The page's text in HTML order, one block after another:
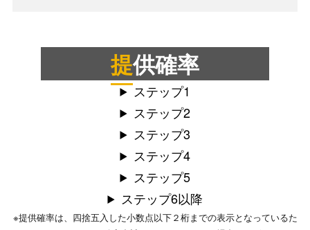
提供確率
ステップ1
ステップ2
ステップ3
ステップ4
ステップ5
ステップ6以降
※提供確率は、四捨五入した小数点以下２桁までの表示となっているた